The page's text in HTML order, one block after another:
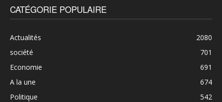
CATÉGORIE POPULAIRE
Actualités
2080
société
701
Economie
691
A la une
674
Politique
542